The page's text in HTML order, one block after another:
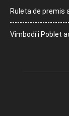
Ruleta de premis
Vimbodí i Poblet